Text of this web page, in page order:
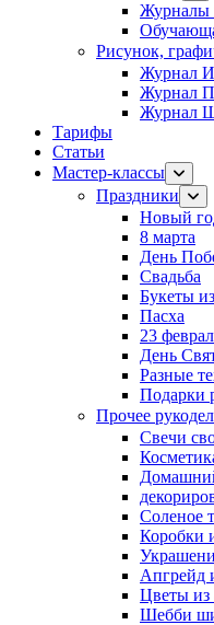
Журналы
Рисунок,
Журнал
Журнал
Журнал
Тарифы
Статьи
Мастер-классы
Праздники
Новый
8 марта
День
Свадьба
Букеты
Пасха
23
День
Разные
Подарки
Прочее
Свечи
Соленое
Коробки
Апгрейд
Цветы из
Шебби